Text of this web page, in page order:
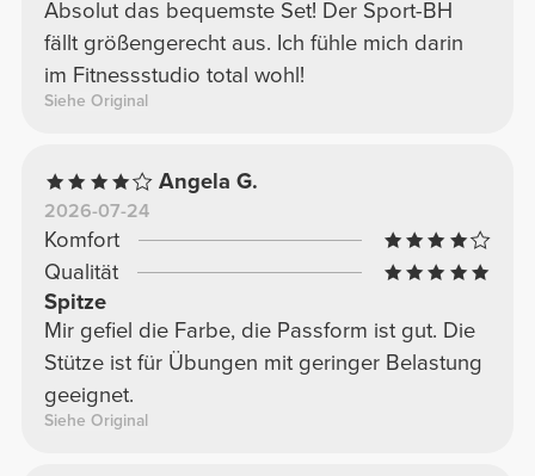
Absolut das bequemste Set! Der Sport-BH
fällt größengerecht aus. Ich fühle mich darin
im Fitnessstudio total wohl!
Siehe Original
Angela G.
2026-07-24
Komfort
Qualität
Spitze
Mir gefiel die Farbe, die Passform ist gut. Die
Stütze ist für Übungen mit geringer Belastung
geeignet.
Siehe Original